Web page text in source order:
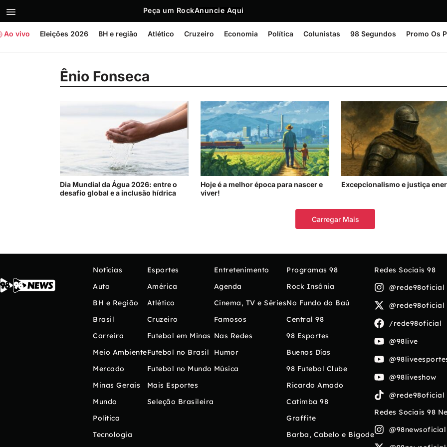
Peça um RockAnuncie Aqui
Ao vivo Eleições 2026 BH e região Atlético Cruzeiro Economia Política Colunistas 98 Segundos Promo Os
Ênio Fonseca
Dia Mundial da Água 2026: entre o
desafio global e a inclusão hídrica
Hoje é a melhor época para nascer e
viver!
Excepcionalismo e justiça
Carregar Mais
Notícias
Auto
BH e Região
Brasil
Carreira
Meio Ambiente
Mercado
Minas Gerais
Mundo
Política
Tecnologia
Esportes
América
Atlético
Cruzeiro
Futebol em Minas
Futebol no Brasil
Futebol no Mundo
Mais Esportes
Seleção Brasileira
Entretenimento
Agenda
Cinema, TV e Séries
Famosos
Nas Redes
Humor
Música
Programas 98
Rock Insônia
No Fundo do Baú
Central 98
98 Esportes
Buenos Días
98 Futebol Clube
Ricardo Amado
Catimba 98
Graffite
Barba, Cabelo e Bigode
Redes Sociais 98
@rede98oficial
@rede98oficial
/rede98oficial
@98live
@98liveshow
@rede98oficial
Redes Sociais 98
@98newsoficial